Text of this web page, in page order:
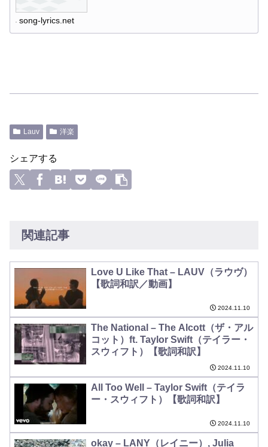
song-lyrics.net
Lauv 洋楽
シェアする
関連記事
Love U Like That – LAUV（ラウヴ）
【歌詞和訳／動画】
2024.11.10
The National – The Alcott（ザ・アル
コット）ft. Taylor Swift（テイラー・
スウィフト）【歌詞和訳】
2024.11.10
All Too Well – Taylor Swift（テイラ
ー・スウィフト）【歌詞和訳】
2024.11.10
okay – LANY（レイニー）, Julia